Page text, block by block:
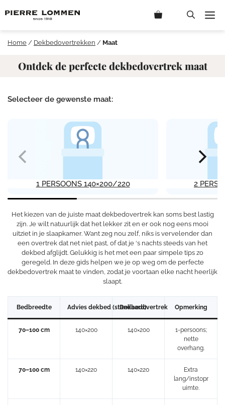
naar
Home / Dekbedovertrekken / Maat
Ontdek de perfecte dekbedovertrek maat
Selecteer de gewenste maat:
1 PERSOONS 140×200/220 2
Het kiezen van de juiste maat dekbedovertrek kan soms best lastig
zijn. Je wilt natuurlijk dat het lekker zit en er ook nog eens mooi
uitziet in je slaapkamer. Want zeg nou zelf, niks is vervelender dan
een overtrek dat net niet past, of dat je ‘s nachts steeds van het
dekbed afglijdt. Gelukkig is het met een paar simpele tips zo
geregeld. In deze gids helpen we je op weg om de perfecte
dekbedovertrek maat te vinden, zodat je voortaan elke nacht heerlijk
slaapt.
Bedbreedte Advies dekbed (standaard)
Dekbedovertrek Opmerking
70–100 cm 140×200 140×200
1-persoons;
nette
overhang.
70–100 cm 140×220 140×220
Extra
lang/instopr
uimte.